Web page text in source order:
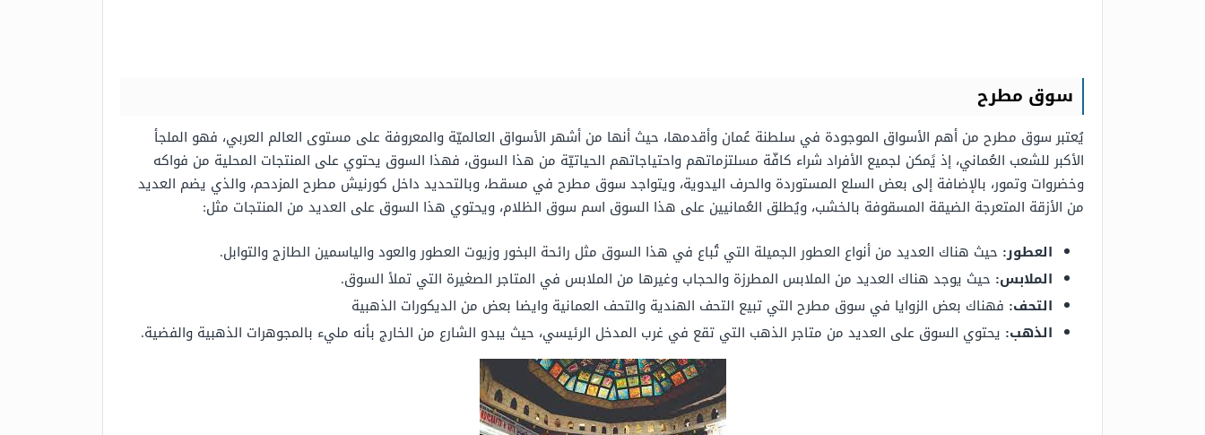
سوق مطرح
يُعتبر سوق مطرح من أهم الأسواق الموجودة في سلطنة عُمان وأقدمها، حيث أنها من أشهر الأسواق العالميّة والمعروفة على مستوى العالم العربي، فهو الملجأ
الأكبر للشعب العُماني، إذ يًمكن لجميع الأفراد شراء كافّة مسلتزماتهم واحتياجاتهم الحياتيّة من هذا السوق، فهذا السوق يحتوي على المنتجات المحلية من فواكه
وخضروات وتمور، بالإضافة إلى بعض السلع المستوردة والحرف اليدوية، ويتواجد سوق مطرح في مسقط، وبالتحديد داخل كورنيش مطرح المزدحم، والذي يضم العديد
من الأزقة المتعرجة الضيقة المسقوفة بالخشب، ويُطلق العُمانيين على هذا السوق اسم سوق الظلام، ويحتوي هذا السوق على العديد من المنتجات مثل:
العطور: حيث هناك العديد من أنواع العطور الجميلة التي تُباع في هذا السوق مثل رائحة البخور وزيوت العطور والعود والياسمين الطازج والتوابل.
الملابس: حيث يوجد هناك العديد من الملابس المطرزة والحجاب وغيرها من الملابس في المتاجر الصغيرة التي تملأ السوق.
التحف: فهناك بعض الزوايا في سوق مطرح التي تبيع التحف الهندية والتحف العمانية وايضا بعض من الديكورات الذهبية
الذهب: يحتوي السوق على العديد من متاجر الذهب التي تقع في غرب المدخل الرئيسي، حيث يبدو الشارع من الخارج بأنه مليء بالمجوهرات الذهبية والفضية.